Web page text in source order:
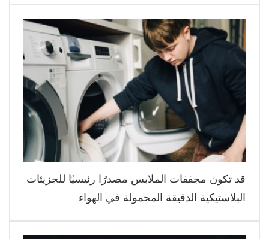
قد تكون مجففات الملابس مصدرًا رئيسيًا للجزيئات
البلاستيكية الدقيقة المحمولة في الهواء